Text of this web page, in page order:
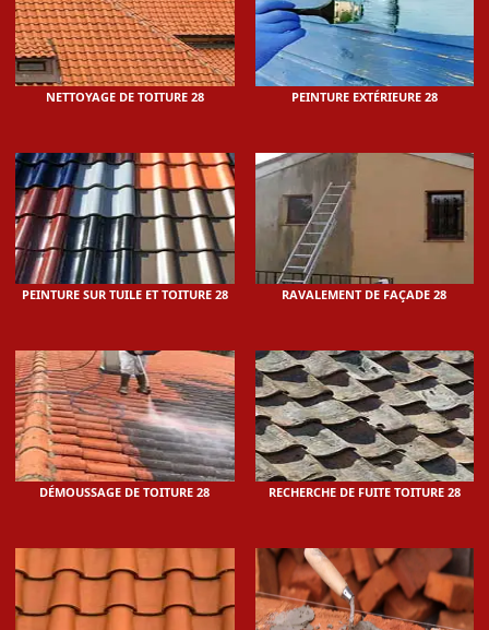
NETTOYAGE DE TOITURE 28 PEINTURE EXTÉRIEURE 28
PEINTURE SUR TUILE ET TOITURE 28 RAVALEMENT DE FAÇADE 28
DÉMOUSSAGE DE TOITURE 28 RECHERCHE DE FUITE TOITURE 28